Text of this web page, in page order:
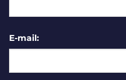
E-mail: